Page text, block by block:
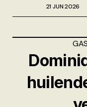
21 JUN 2026